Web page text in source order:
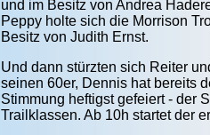
und im Besitz von Andrea
Peppy holte sich die Morrison
Besitz von Judith Ernst.
Und dann stürzten sich Reiter
seinen 60er, Dennis hat bereits
Stimmung heftigst gefeiert - der
Trailklassen. Ab 10h startet der